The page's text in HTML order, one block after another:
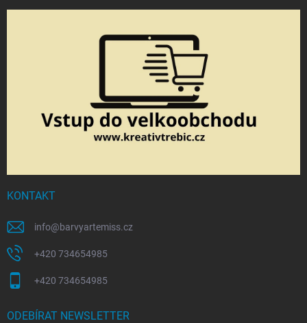
KONTAKT
info@barvyartemiss.cz
+420 734654985
+420 734654985
ODEBÍRAT NEWSLETTER